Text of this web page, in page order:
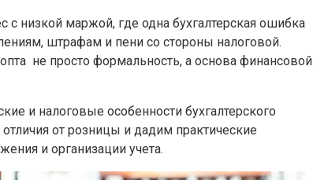
низкой маржой, где одна бухгалтерская ошибка
штрафам и пени со стороны налоговой.
не просто формальность, а основа финансовой
и налоговые особенности бухгалтерского
от розницы и дадим практические
и организации учета.